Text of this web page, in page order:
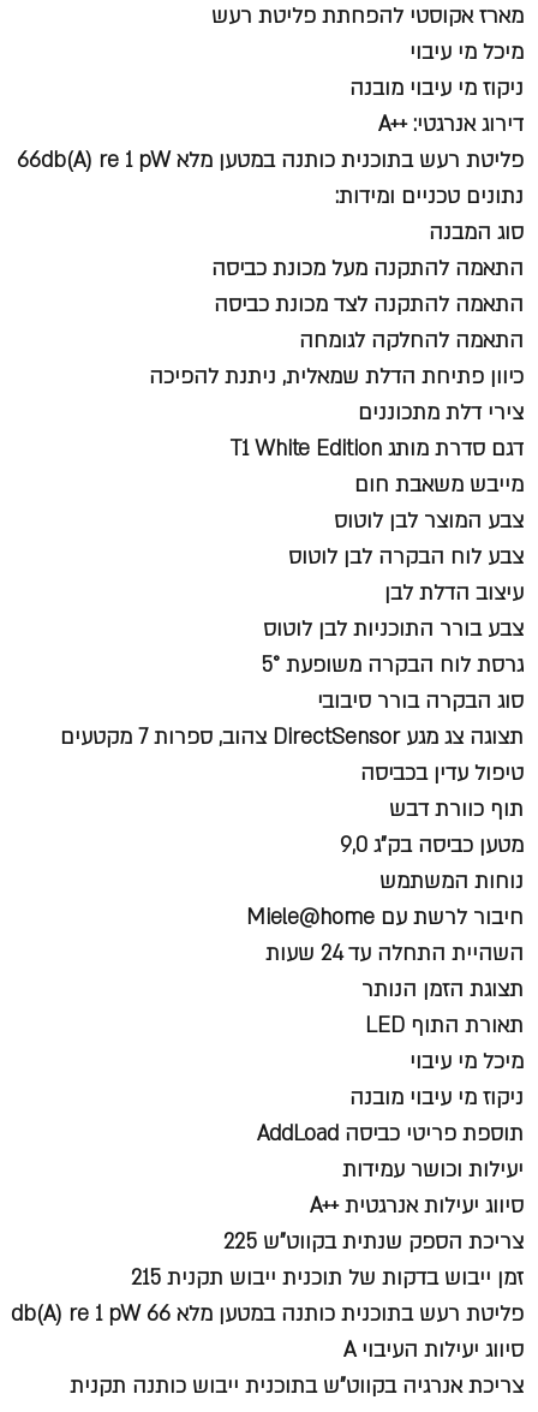
מארז אקוסטי להפחתת פליטת רעש
מיכל מי עיבוי
ניקוז מי עיבוי מובנה
דירוג אנרגטי: ++A
פליטת רעש בתוכנית כותנה במטען מלא 66db(A) re 1 pW
נתונים טכניים ומידות:
סוג המבנה
התאמה להתקנה מעל מכונת כביסה
התאמה להתקנה לצד מכונת כביסה
התאמה להחלקה לגומחה
כיוון פתיחת הדלת שמאלית, ניתנת להפיכה
צירי דלת מתכוננים
דגם סדרת מותג T1 White Edition
מייבש משאבת חום
צבע המוצר לבן לוטוס
צבע לוח הבקרה לבן לוטוס
עיצוב הדלת לבן
צבע בורר התוכניות לבן לוטוס
גרסת לוח הבקרה משופעת 5°
סוג הבקרה בורר סיבובי
תצוגה צג מגע DirectSensor צהוב, ספרות 7 מקטעים
טיפול עדין בכביסה
תוף כוורת דבש
מטען כביסה בק"ג 9,0
נוחות המשתמש
חיבור לרשת עם Miele@home
השהיית התחלה עד 24 שעות
תצוגת הזמן הנותר
תאורת התוף LED
מיכל מי עיבוי
ניקוז מי עיבוי מובנה
תוספת פריטי כביסה AddLoad
יעילות וכושר עמידות
סיווג יעילות אנרגטית ++A
צריכת הספק שנתית בקווט"ש 225
זמן ייבוש בדקות של תוכנית ייבוש תקנית 215
פליטת רעש בתוכנית כותנה במטען מלא db(A) re 1 pW 66
סיווג יעילות העיבוי A
צריכת אנרגיה בקווט"ש בתוכנית ייבוש כותנה תקנית